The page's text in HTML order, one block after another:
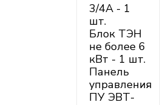
3/4А - 1
шт.
Блок ТЭН
не более 6
кВт - 1 шт.
Панель
управления
ПУ ЭВТ-